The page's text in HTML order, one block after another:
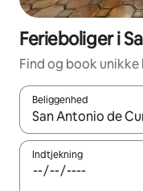
Ferieboliger i
Find og book
Beliggenhed
Når resultaterne er
Indtjekning